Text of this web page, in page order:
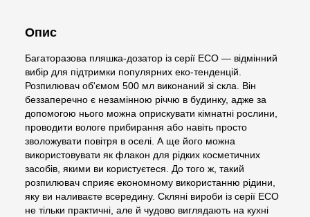
Опис
Багаторазова пляшка-дозатор із серії ECO — відмінний
вибір для підтримки популярних еко-тенденцій.
Розпилювач об'ємом 500 мл виконаний зі скла. Він
беззаперечно є незамінною річчю в будинку, адже за
допомогою нього можна оприскувати кімнатні рослини,
проводити вологе прибирання або навіть просто
зволожувати повітря в оселі. А ще його можна
використовувати як флакон для рідких косметичних
засобів, якими ви користуєтеся. До того ж, такий
розпилювач сприяє економному використанню рідини,
яку ви наливаєте всередину. Скляні вироби із серії ECO
не тільки практичні, але й чудово виглядають на кухні